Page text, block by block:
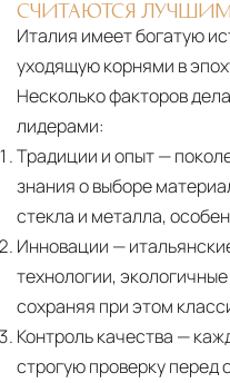
СЧИТАЮТСЯ
Италия имеет богатую
уходящую корнями в
Несколько факторов
лидерами:
Традиции и опыт—
знания о выборе
стекла и металла,
Инновации —
технологии,
сохраняя при этом
Контроль качества —
строгую проверку перед